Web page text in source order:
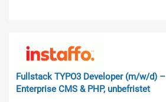
Fullstack TYPO3 Developer (m/w/d) –
Enterprise CMS & PHP, unbefristet